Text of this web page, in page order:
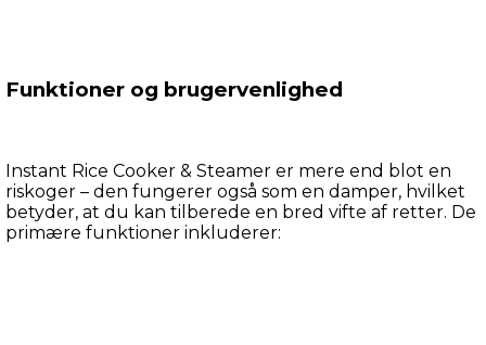
Funktioner og brugervenlighed
Instant Rice Cooker & Steamer er mere end blot en
riskoger – den fungerer også som en damper, hvilket
betyder, at du kan tilberede en bred vifte af retter. De
primære funktioner inkluderer: